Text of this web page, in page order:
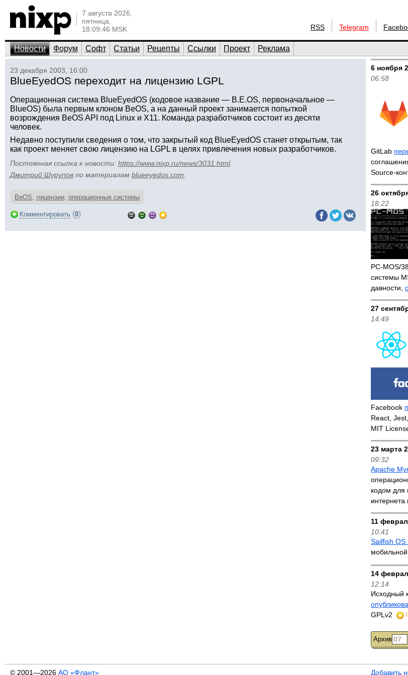
7 августа 2026,
пятница,
18:09:46 MSK
RSS Telegram
Новости Форум Софт Статьи Рецепты Ссылки Проект Реклама
23 декабря 2003, 16:00
BlueEyedOS переходит на лицензию LGPL
Операционная система BlueEyedOS (кодовое название — B.E.OS, первоначальное —
BlueOS) была первым клоном BeOS, а на данный проект занимается попыткой
возрождения BeOS API под Linux и X11. Команда разработчиков состоит из десяти
человек.
Недавно поступили сведения о том, что закрытый код BlueEyedOS станет открытым, так
как проект меняет свою лицензию на LGPL в целях привлечения новых разработчиков.
Постоянная ссылка к новости: https://www.nixp.ru/news/3031.html.
Дмитрий Шурупов по материалам blueeyedos.com
BeOS, лицензии, операционные системы
Комментировать (0)
6 ноября
06:58
GitLab
Source-
26
18:22
PC-MOS/
системы
давности,
27
14:49
Facebook
React,
MIT
23 марта
09:32
Apache
кодом для
11
10:41
Sailfish OS
14
12:14
Исходный
GPLv2
1
Архив
© 2001—2026 АО «Флант» Добавить